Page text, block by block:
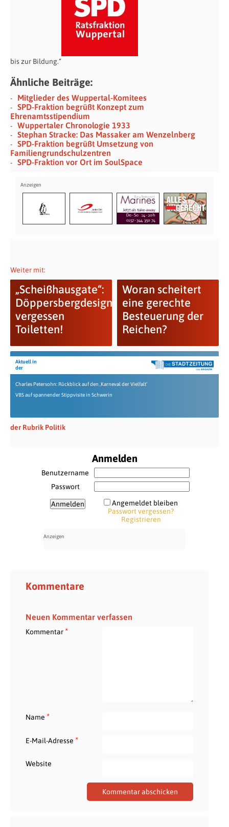
bis zur Bildung.“
Ähnliche Beiträge:
Mitglieder des Wuppertal-Komitees
SPD-Fraktion begrüßt Konzept zum
Ehrenamtsstipendium
Wuppertaler Chronologie 1933
Stephan Stracke: Das Massaker am Wenzelnberg
SPD-Fraktion begrüßt Umsetzung von
Familiengrundschulzentren
SPD-Fraktion vor Ort im SoulSpace
Weiter mit:
„Scheißhausgate“:
Döppersbergdesigner
vergessen
Toiletten!
Woran scheitert
eine gerechte
Besteuerung der
Reichen?
Aktuell in
der
Charles Petersohn: Rückblick auf den ‚Karneval der Vielfalt‘
VBS auf spannender Stippvisite in Schwerin
der Rubrik Politik
Anmelden
Benutzername
Passwort
Angemeldet bleiben
Passwort vergessen?
Registrieren
Kommentare
Neuen Kommentar verfassen
Kommentar*
Name *
E-Mail-Adresse *
Website